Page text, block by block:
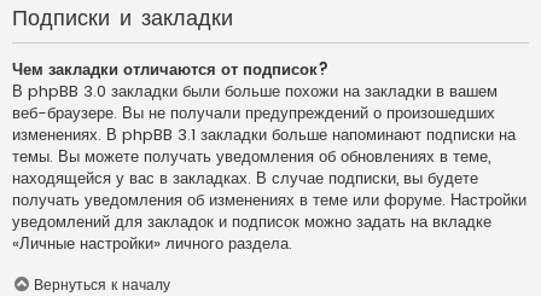
Подписки и закладки
Чем закладки отличаются от подписок?
В phpBB 3.0 закладки были больше похожи на закладки в вашем
веб-браузере. Вы не получали предупреждений о произошедших
изменениях. В phpBB 3.1 закладки больше напоминают подписки на
темы. Вы можете получать уведомления об обновлениях в теме,
находящейся у вас в закладках. В случае подписки, вы будете
получать уведомления об изменениях в теме или форуме. Настройки
уведомлений для закладок и подписок можно задать на вкладке
«Личные настройки» личного раздела.
Вернуться к началу